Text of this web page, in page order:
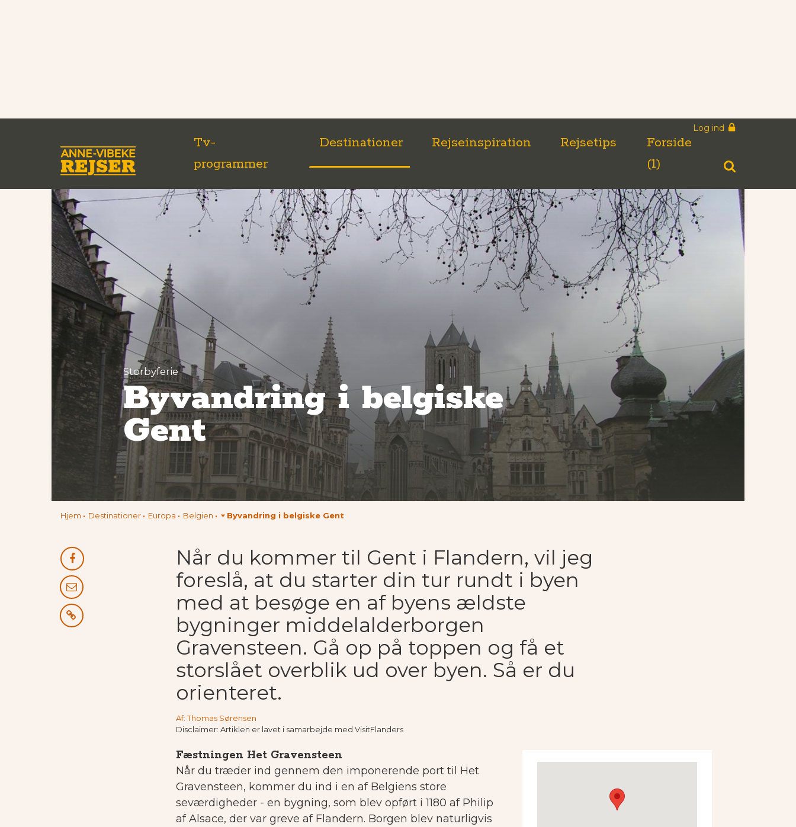
Log ind
Tv-
programmer
Destinationer Rejseinspiration Rejsetips
Forside
(1)
Storbyferie
Byvandring i belgiske
Gent
Hjem Destinationer Europa Belgien Byvandring i belgiske Gent
Når du kommer til Gent i Flandern, vil jeg
foreslå, at du starter din tur rundt i byen
med at besøge en af byens ældste
bygninger middelalderborgen
Gravensteen. Gå op på toppen og få et
storslået overblik ud over byen. Så er du
orienteret.
Af: Thomas Sørensen
Disclaimer: Artiklen er lavet i samarbejde med VisitFlanders
Fæstningen Het Gravensteen
Når du træder ind gennem den imponerende port til Het
Gravensteen, kommer du ind i en af Belgiens store
seværdigheder - en bygning, som blev opført i 1180 af Philip
af Alsace, der var greve af Flandern. Borgen blev naturligvis